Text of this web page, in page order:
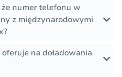
numer telefonu w
z międzynarodowymi
na doładowania